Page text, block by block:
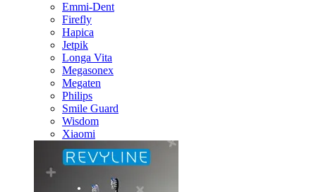
Emmi-Dent
Firefly
Hapica
Jetpik
Longa Vita
Megasonex
Megaten
Philips
Smile Guard
Wisdom
Xiaomi